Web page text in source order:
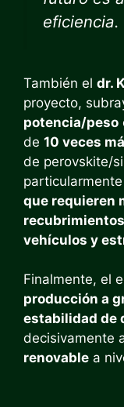
eficiencia.
También el dr.
proyecto,
potencia/peso
de 10 veces
de perovskite/
que requieren
vehículos y
Finalmente, el
producción a
estabilidad de
decisivamente
renovable a